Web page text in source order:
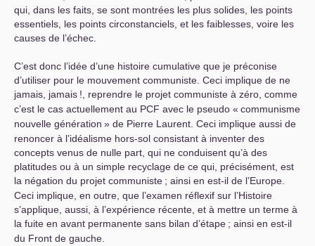
qui, dans les faits, se sont montrées les plus solides, les points
essentiels, les points circonstanciels, et les faiblesses, voire les
causes de l’échec.
C’est donc l’idée d’une histoire cumulative que je préconise
d’utiliser pour le mouvement communiste. Ceci implique de ne
jamais, jamais !, reprendre le projet communiste à zéro, comme
c’est le cas actuellement au PCF avec le pseudo « communisme
nouvelle génération » de Pierre Laurent. Ceci implique aussi de
renoncer à l’idéalisme hors-sol consistant à inventer des
concepts venus de nulle part, qui ne conduisent qu’à des
platitudes ou à un simple recyclage de ce qui, précisément, est
la négation du projet communiste ; ainsi en est-il de l’Europe.
Ceci implique, en outre, que l’examen réflexif sur l’Histoire
s’applique, aussi, à l’expérience récente, et à mettre un terme à
la fuite en avant permanente sans bilan d’étape ; ainsi en est-il
du Front de gauche.